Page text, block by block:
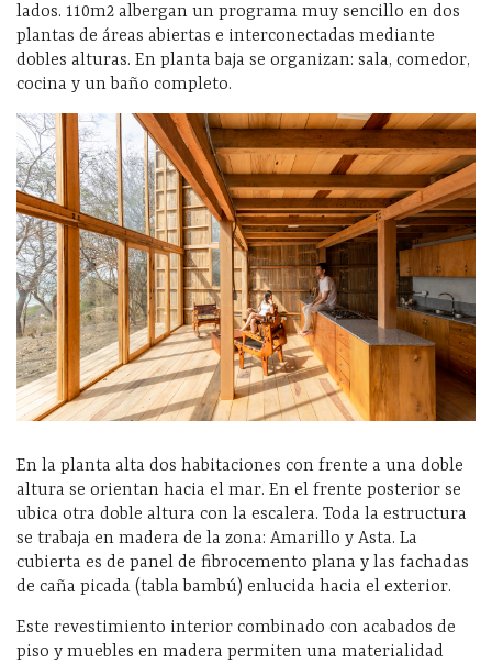
lados. 110m2 albergan un programa muy sencillo en dos
plantas de áreas abiertas e interconectadas mediante
dobles alturas. En planta baja se organizan: sala, comedor,
cocina y un baño completo.
En la planta alta dos habitaciones con frente a una doble
altura se orientan hacia el mar. En el frente posterior se
ubica otra doble altura con la escalera. Toda la estructura
se trabaja en madera de la zona: Amarillo y Asta. La
cubierta es de panel de fibrocemento plana y las fachadas
de caña picada (tabla bambú) enlucida hacia el exterior.
Este revestimiento interior combinado con acabados de
piso y muebles en madera permiten una materialidad